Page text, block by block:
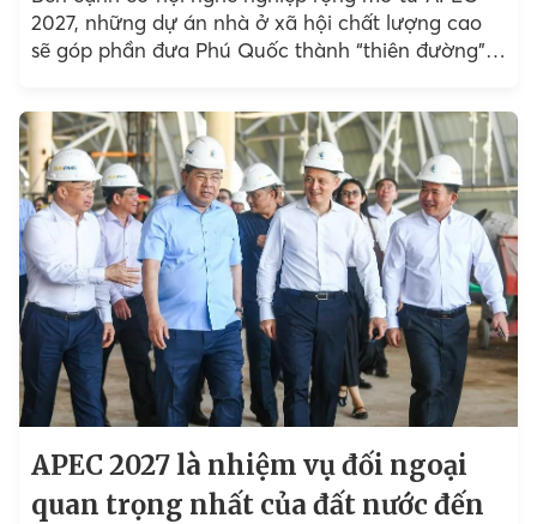
2027, những dự án nhà ở xã hội chất lượng cao
sẽ góp phần đưa Phú Quốc thành “thiên đường”
APEC 2027 là nhiệm vụ đối ngoại
quan trọng nhất của đất nước đến